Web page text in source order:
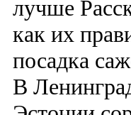
лучше
как их
посадка
В